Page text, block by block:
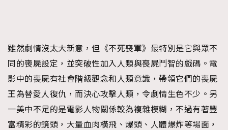
雖然劇情沒太大新意，但《不死喪軍》最特別是它與眾不
同的喪屍設定，並突破性加入人類與喪屍鬥智的戲碼。電
影中的喪屍有社會階級觀念和人類意識，帶領它們的喪屍
王為替愛人復仇，而決心攻擊人類，令劇情生色不少。另
一美中不足的是電影人物關係較為複雜模糊，不過有著豐
富精彩的鏡頭，大量血肉橫飛、爆頭、人體爆炸等場面，